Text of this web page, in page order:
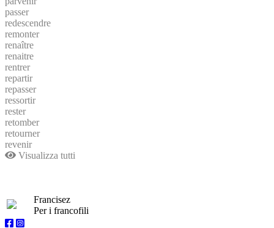
passer
redescendre
remonter
renaître
renaitre
rentrer
repartir
repasser
ressortir
rester
retomber
retourner
revenir
Visualizza tutti
Francisez
Per i francofili